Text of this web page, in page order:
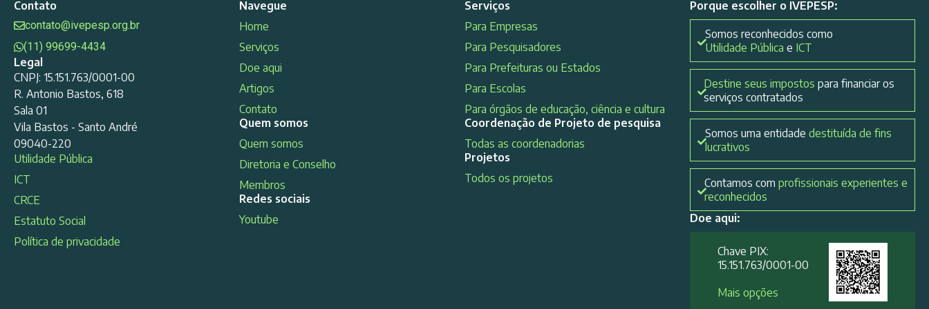
Contato
contato@ivepesp.org.br
(11) 99699-4434
Legal
CNPJ: 15.151.763/0001-00
R. Antonio Bastos, 618
Sala 01
Vila Bastos - Santo André
09040-220
Utilidade Pública
ICT
CRCE
Estatuto Social
Política de privacidade
Navegue
Home
Serviços
Doe aqui
Artigos
Contato
Quem somos
Quem somos
Diretoria e Conselho
Membros
Redes sociais
Youtube
Serviços
Para Empresas
Para Pesquisadores
Para Prefeituras ou Estados
Para Escolas
Para órgãos de educação, ciência e cultura
Coordenação de Projeto de pesquisa
Todas as coordenadorias
Projetos
Todos os projetos
Porque escolher o IVEPESP:
Somos reconhecidos como
Utilidade Pública e ICT
Destine seus impostos para financiar os
serviços contratados
Somos uma entidadedestituída de fins
lucrativos
Contamos com profissionais experientes e
reconhecidos
Doe aqui:
Chave PIX:
15.151.763/0001-00​
Mais opções